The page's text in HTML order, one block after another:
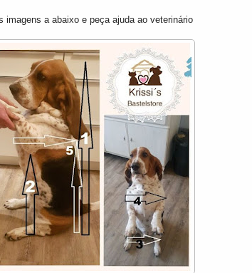
imagens a abaixo e peça ajuda ao veterinário